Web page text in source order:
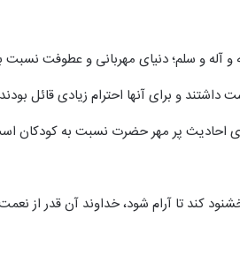
آله و سلم؛ دنیای مهربانی و عطوفت نسبت
داشتند و برای آنها احترام زیادی قائل
احادیث پر مهر حضرت نسبت به کودکان
كند تا آرام شود، خداوند آن قدر از